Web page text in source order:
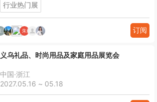
行业热门展
订阅
义乌礼品、时尚用品及家庭用品展览会
中国·浙江
2027.05.16 ~ 05.18